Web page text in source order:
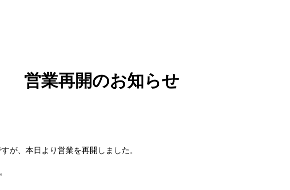
営業再開のお知らせ
が、本日より営業を再開しました。